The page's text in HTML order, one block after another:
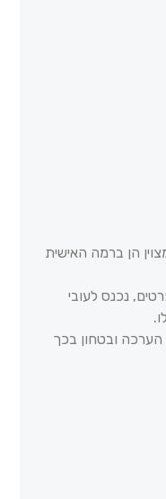
הן ברמה האישית
נכנס לעובי
הערכה ובטחון בכך